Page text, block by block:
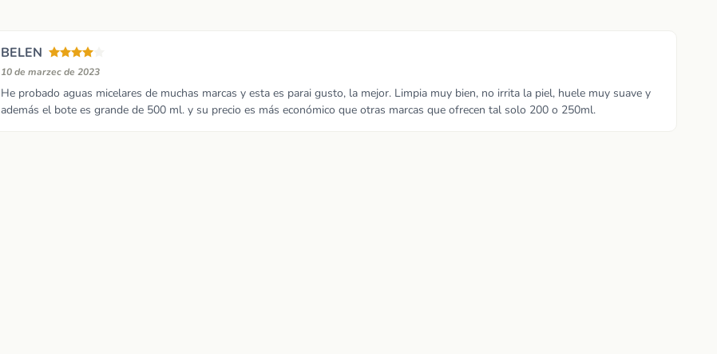
BELEN
10 de marzec de 2023
He probado aguas micelares de muchas marcas y esta es parai gusto, la mejor. Limpia muy bien, no irrita la piel, huele muy suave y
además el bote es grande de 500 ml. y su precio es más económico que otras marcas que ofrecen tal solo 200 o 250ml.